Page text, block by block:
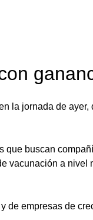
la jornada de ayer,
que buscan
vacunación a nivel
de empresas de